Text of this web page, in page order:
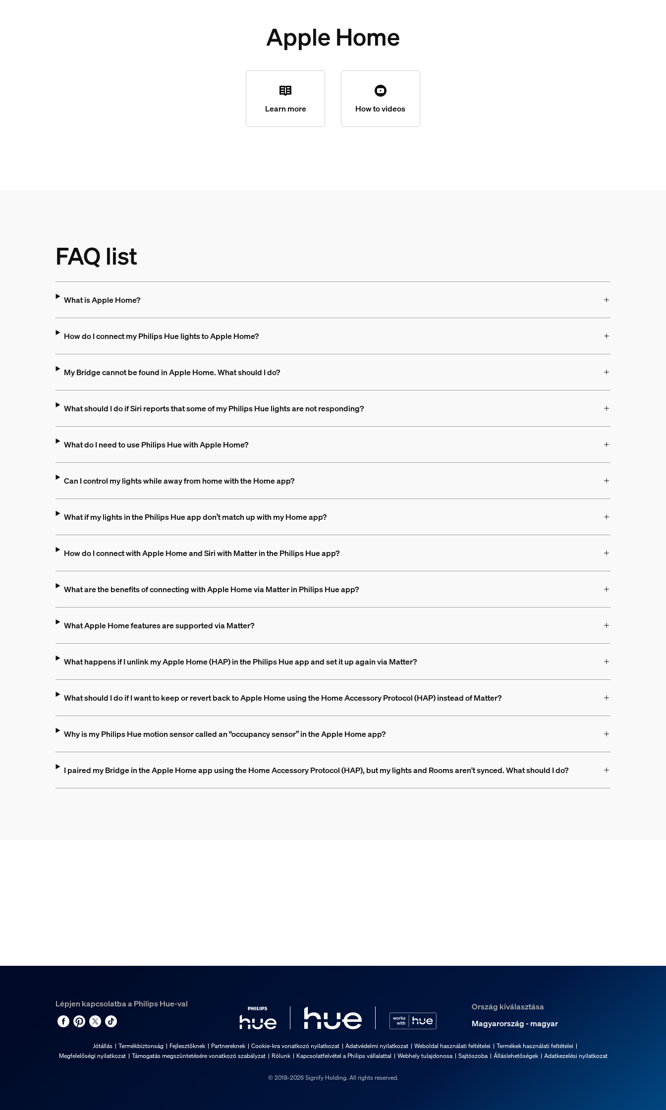
Apple Home
Learn more How to videos
FAQ list
What is Apple Home?
How do I connect my Philips Hue lights to Apple Home?
My Bridge cannot be found in Apple Home. What should I do?
What should I do if Siri reports that some of my Philips Hue lights are not responding?
What do I need to use Philips Hue with Apple Home?
Can I control my lights while away from home with the Home app?
What if my lights in the Philips Hue app don’t match up with my Home app?
How do I connect with Apple Home and Siri with Matter in the Philips Hue app?
What are the benefits of connecting with Apple Home via Matter in Philips Hue app?
What Apple Home features are supported via Matter?
What happens if I unlink my Apple Home (HAP) in the Philips Hue app and set it up again via Matter?
What should I do if I want to keep or revert back to Apple Home using the Home Accessory Protocol (HAP) instead of Matter?
Why is my Philips Hue motion sensor called an “occupancy sensor” in the Apple Home app?
I paired my Bridge in the Apple Home app using the Home Accessory Protocol (HAP), but my lights and Rooms aren't synced. What should I do?
Lépjen kapcsolatba a Philips Hue-val
Ország kiválasztása
Magyarország - magyar
Jótállás Termékbiztonság Fejlesztőknek Partnereknek Cookie-kra vonatkozó nyilatkozat Adatvédelmi nyilatkozat Weboldal használati feltételei
Termékek használati feltételei
Megfelelőségi nyilatkozat
Támogatás megszüntetésére vonatkozó szabályzat Rólunk Kapcsolatfelvétel a Philips vállalattal Webhely tulajdonosa Sajtószoba Álláslehetőségek Adatkezelési nyilatkozat
© 2018-2026 Signify Holding. All rights reserved.